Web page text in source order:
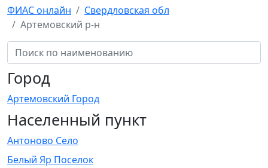
ФИАС онлайн
Свердловская обл
Артемовский р-н
Город
Артемовский Город
Населенный пункт
Антоново Село
Белый Яр Поселок